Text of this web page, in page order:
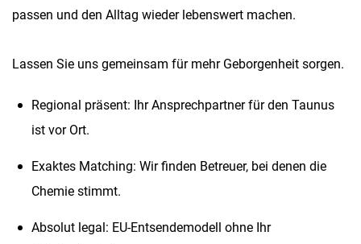
passen und den Alltag wieder lebenswert machen.
Lassen Sie uns gemeinsam für mehr Geborgenheit sorgen.
Regional präsent: Ihr Ansprechpartner für den Taunus
ist vor Ort.
Exaktes Matching: Wir finden Betreuer, bei denen die
Chemie stimmt.
Absolut legal: EU-Entsendemodell ohne Ihr